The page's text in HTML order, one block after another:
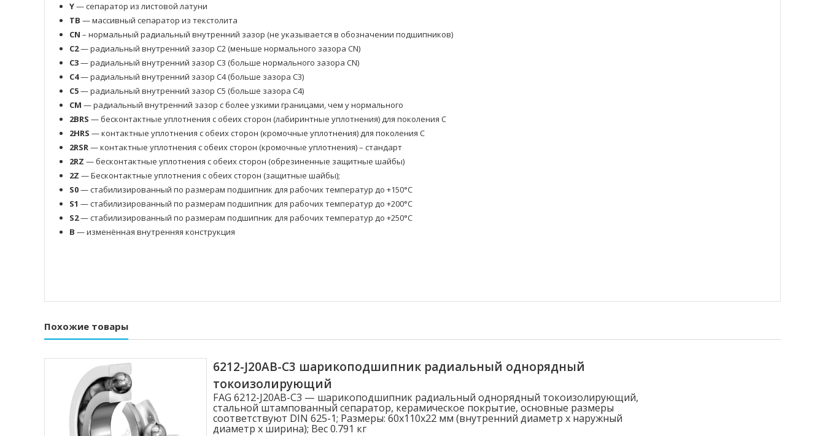
Y— сепаратор из листовой латуни
TB — массивный сепаратор из текстолита
CN – нормальный радиальный внутренний зазор (не указывается в обозначении подшипников)
C2— радиальный внутренний зазор C2 (меньше нормального зазора CN)
C3— радиальный внутренний зазор C3 (больше нормального зазора CN)
C4— радиальный внутренний зазор C4 (больше зазора C3)
C5— радиальный внутренний зазор C5 (больше зазора C4)
CM — радиальный внутренний зазор с более узкими границами, чем у нормального
2BRS — бесконтактные уплотнения с обеих сторон (лабиринтные уплотнения) для поколения C
2HRS — контактные уплотнения с обеих сторон (кромочные уплотнения) для поколения C
2RSR— контактные уплотнения с обеих сторон (кромочные уплотнения) – стандарт
2RZ — бесконтактные уплотнения с обеих сторон (обрезиненные защитные шайбы)
2Z — Бесконтактные уплотнения с обеих сторон (защитные шайбы);
S0— стабилизированный по размерам подшипник для рабочих температур до +150°C
S1 — стабилизированный по размерам подшипник для рабочих температур до +200°C
S2— стабилизированный по размерам подшипник для рабочих температур до +250°C
B — изменённая внутренняя конструкция
Похожие товары
6212-J20AB-C3 шарикоподшипник радиальный однорядный
токоизолирующий
FAG 6212-J20AB-C3 — шарикоподшипник радиальный однорядный токоизолирующий,
стальной штампованный сепаратор, керамическое покрытие, основные размеры
соответствуют DIN 625-1; Размеры: 60x110x22 мм (внутренний диаметр x наружный
диаметр x ширина); Вес 0.791 кг